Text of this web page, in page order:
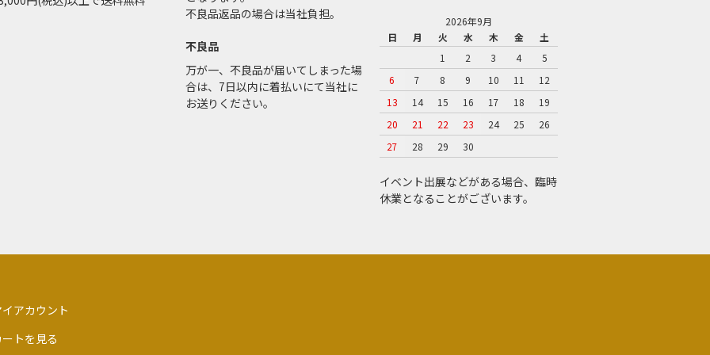
不良品返品の場合は当社負担。
不良品
万が一、不良品が届いてしまった場
合は、7日以内に着払いにて当社に
お送りください。
2026年9月
日
月 火 水 木 金
土
1
2 3 4
5
6
7 8 9 10 11
12
13
14 15 16 17 18
19
20
21 22 23 24 25
26
27
28 29 30
イベント出展などがある場合、臨時
休業となることがございます。
イアカウント
ートを見る